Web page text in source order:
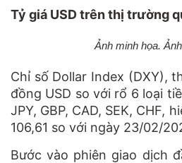
Tỷ giá USD trên thị trường
Ảnh minh họa.
Chỉ số Dollar Index (DXY),
đồng USD so với rổ 6 loại
JPY, GBP, CAD, SEK, CHF,
106,61 so với ngày 23/02/
Bước vào phiên giao dịch